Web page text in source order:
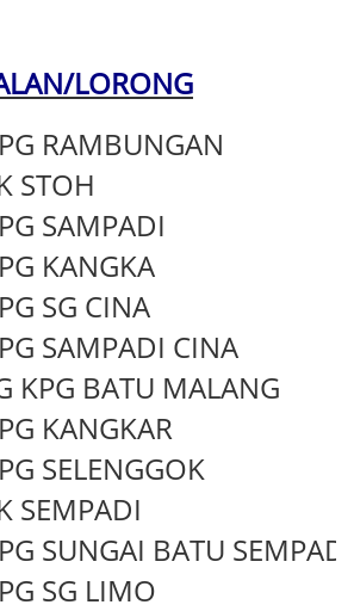
LORONG
RAMBUNGAN
STOH
SAMPADI
KANGKA
SG CINA
SAMPADI CINA
KPG BATU MALANG
KANGKAR
SELENGGOK
SEMPADI
SUNGAI BATU SEMPADI
SG LIMO